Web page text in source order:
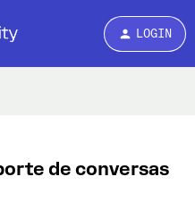
LOGIN
de conversas